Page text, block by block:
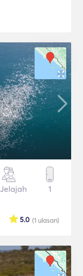
Jelajah 1
(1 ulasan)
5.0